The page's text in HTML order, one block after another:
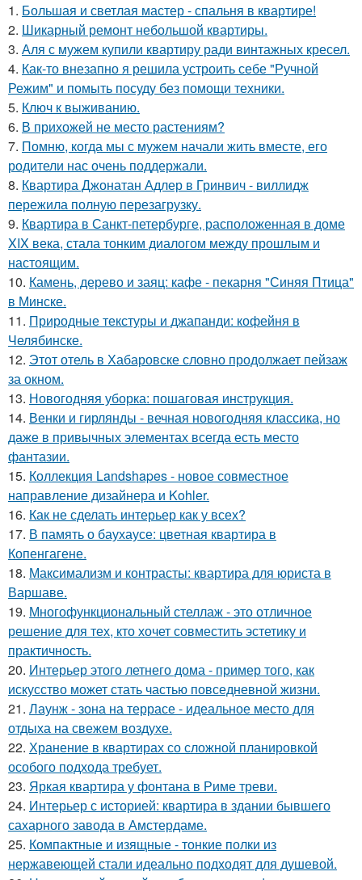
1. Большая и светлая мастер - спальня в квартире!
2. Шикарный ремонт небольшой квартиры.
3. Аля с мужем купили квартиру ради винтажных кресел.
4. Как-то внезапно я решила устроить себе "Ручной
Режим" и помыть посуду без помощи техники.
5. Ключ к выживанию.
6. В прихожей не место растениям?
7. Помню, когда мы с мужем начали жить вместе, его
родители нас очень поддержали.
8. Квартира Джонатан Адлер в Гринвич - виллидж
пережила полную перезагрузку.
9. Квартира в Санкт-петербурге, расположенная в доме
XIX века, стала тонким диалогом между прошлым и
настоящим.
10. Камень, дерево и заяц: кафе - пекарня "Синяя Птица"
в Минске.
11. Природные текстуры и джапанди: кофейня в
Челябинске.
12. Этот отель в Хабаровске словно продолжает пейзаж
за окном.
13. Новогодняя уборка: пошаговая инструкция.
14. Венки и гирлянды - вечная новогодняя классика, но
даже в привычных элементах всегда есть место
фантазии.
15. Коллекция Landshapes - новое совместное
направление дизайнера и Kohler.
16. Как не сделать интерьер как у всех?
17. В память о баухаусе: цветная квартира в
Копенгагене.
18. Максимализм и контрасты: квартира для юриста в
Варшаве.
19. Многофункциональный стеллаж - это отличное
решение для тех, кто хочет совместить эстетику и
практичность.
20. Интерьер этого летнего дома - пример того, как
искусство может стать частью повседневной жизни.
21. Лаунж - зона на террасе - идеальное место для
отдыха на свежем воздухе.
22. Хранение в квартирах со сложной планировкой
особого подхода требует.
23. Яркая квартира у фонтана в Риме треви.
24. Интерьер с историей: квартира в здании бывшего
сахарного завода в Амстердаме.
25. Компактные и изящные - тонкие полки из
нержавеющей стали идеально подходят для душевой.